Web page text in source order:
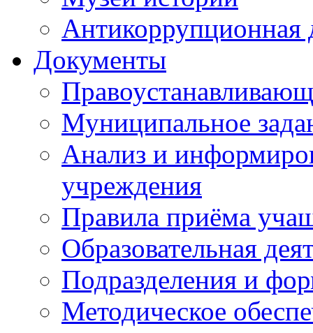
Антикоррупционная
Документы
Муниципальное
Анализ и
учреждения
Правила приёма
Образовательная
Подразделения и
Методическое